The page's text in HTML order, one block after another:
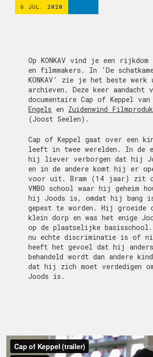
6 JUL. 2020
Op KONKAV vind je een rijkdom
en filmmakers. In ‘De
KONKAV’ zie je het beste
archieven. Deze keer aandacht
documentaire Cap of Keppel
Engels en Zuidenwind
(Joost Seelen).
Cap of Keppel gaat over een
leeft in twee werelden. In de
hij liever verborgen dat hij
en in de andere komt hij er
voor uit. Bram (14 jaar) zit
VMBO school waar hij geheim
hij Joods is, omdat hij bang is
gepest te worden. Hij groeide
klein dorp en was het enige
op de plaatselijke
nu echte discriminatie is of
heeft het gevoel dat hij anders
behandeld wordt dan andere
dat hij zich moet verdedigen
Joods is.